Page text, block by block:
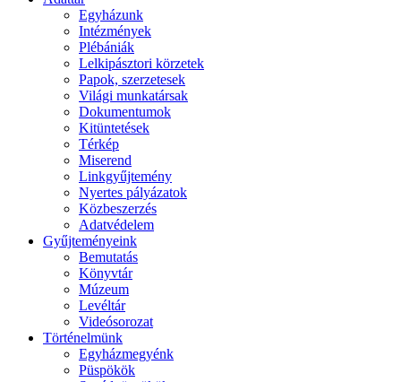
Egyházunk
Intézmények
Plébániák
Lelkipásztori körzetek
Papok, szerzetesek
Világi munkatársak
Dokumentumok
Kitüntetések
Térkép
Miserend
Linkgyűjtemény
Nyertes pályázatok
Közbeszerzés
Adatvédelem
Gyűjteményeink
Bemutatás
Könyvtár
Múzeum
Levéltár
Videósorozat
Történelmünk
Egyházmegyénk
Püspökök